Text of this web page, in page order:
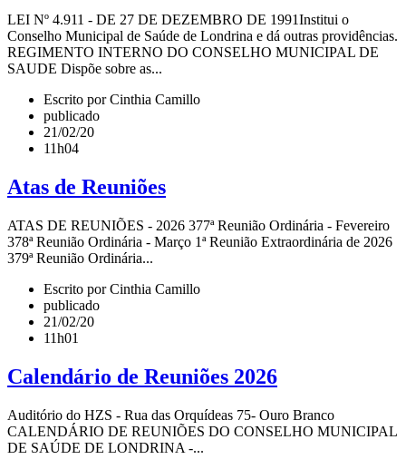
LEI Nº 4.911 - DE 27 DE DEZEMBRO DE 1991Institui o
Conselho Municipal de Saúde de Londrina e dá outras providências.
REGIMENTO INTERNO DO CONSELHO MUNICIPAL DE
SAUDE Dispõe sobre as...
Escrito por Cinthia Camillo
publicado
21/02/20
11h04
Atas de Reuniões
ATAS DE REUNIÕES - 2026 377ª Reunião Ordinária - Fevereiro
378ª Reunião Ordinária - Março 1ª Reunião Extraordinária de 2026
379ª Reunião Ordinária...
Escrito por Cinthia Camillo
publicado
21/02/20
11h01
Calendário de Reuniões 2026
Auditório do HZS - Rua das Orquídeas 75- Ouro Branco​
CALENDÁRIO DE REUNIÕES DO CONSELHO MUNICIPAL
DE SAÚDE DE LONDRINA -...